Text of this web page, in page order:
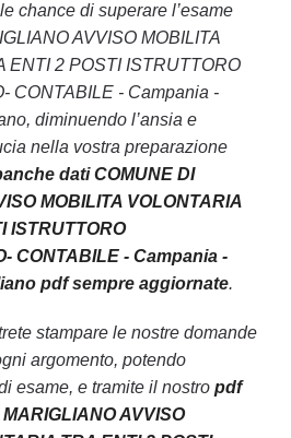
chance di superare l’esame
AVVISO MOBILITA
ENTI 2 POSTI ISTRUTTORO
CONTABILE - Campania -
diminuendo l’ansia e
nella vostra preparazione
dati COMUNE DI
MOBILITA VOLONTARIA
ISTRUTTORO
CONTABILE - Campania -
pdf sempre aggiornate.
stampare le nostre domande
argomento, potendo
esame, e tramite il nostro pdf
AVVISO